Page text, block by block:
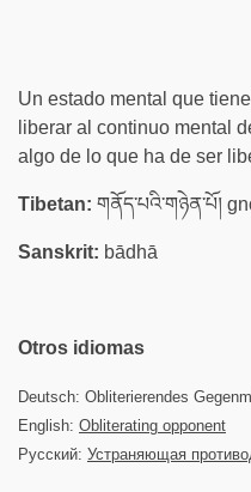
Un estado mental que
liberar al continuo mental
algo de lo que ha de ser
Tibetan: གནོད་པའི་གཉེན་པོ།
Sanskrit: bādhā
Otros idiomas
Deutsch: Obliterierendes
English: Obliterating opponent
Русский: Устраняющая